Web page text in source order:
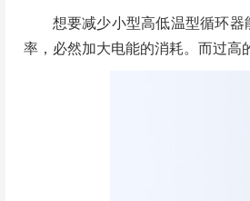
想要减少小型高低温型循环
率，必然加大电能的消耗。而过高